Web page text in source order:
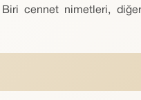
Biri cennet nimetleri,